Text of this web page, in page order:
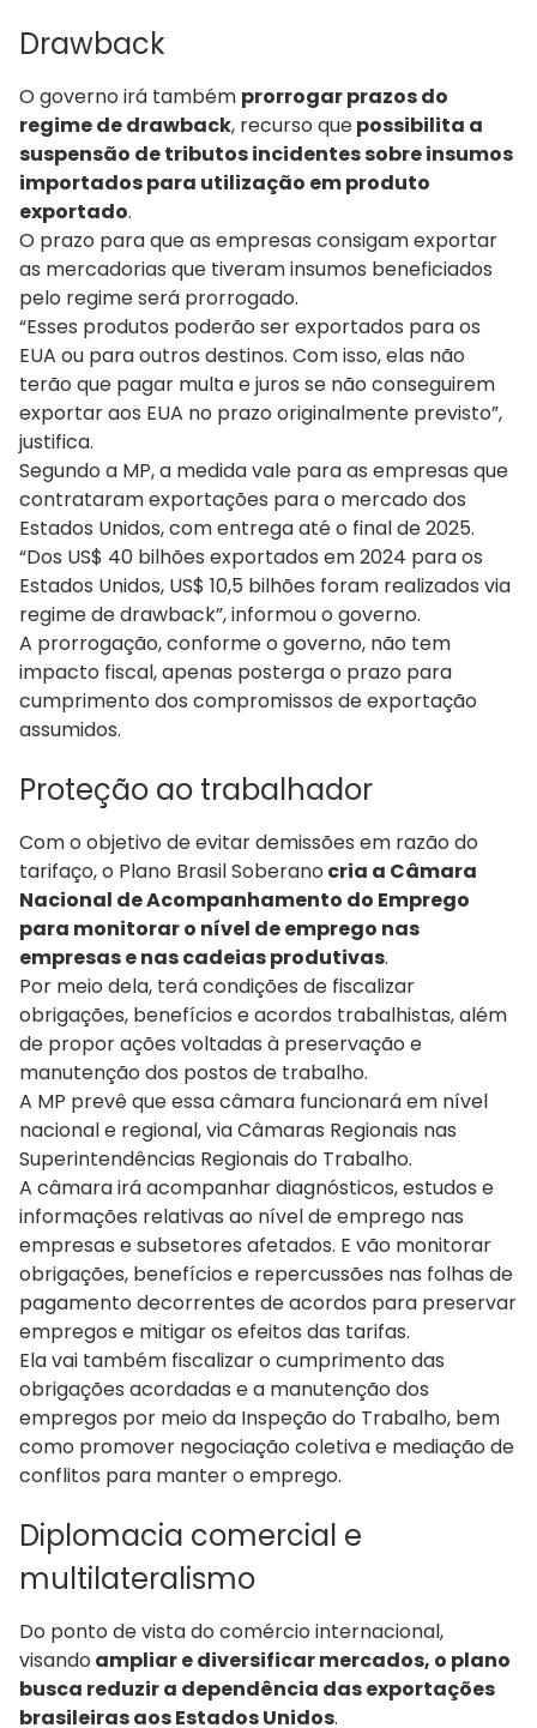
Drawback
O governo irá também prorrogar prazos do
regime de drawback, recurso quepossibilita a
suspensão de tributos incidentes sobre insumos
importados para utilização em produto
exportado.
O prazo para que as empresas consigam exportar
as mercadorias que tiveram insumos beneficiados
pelo regime será prorrogado.
“Esses produtos poderão ser exportados para os
EUA ou para outros destinos. Com isso, elas não
terão que pagar multa e juros se não conseguirem
exportar aos EUA no prazo originalmente previsto”,
justifica.
Segundo a MP, a medida vale para as empresas que
contrataram exportações para o mercado dos
Estados Unidos, com entrega até o final de 2025.
“Dos US$ 40 bilhões exportados em 2024 para os
Estados Unidos, US$ 10,5 bilhões foram realizados via
regime de drawback”, informou o governo.
A prorrogação, conforme o governo, não tem
impacto fiscal, apenas posterga o prazo para
cumprimento dos compromissos de exportação
assumidos.
Proteção ao trabalhador
Com o objetivo de evitar demissões em razão do
tarifaço, o Plano Brasil Soberano cria a Câmara
Nacional de Acompanhamento do Emprego
para monitorar o nível de emprego nas
empresas e nas cadeias produtivas.
Por meio dela, terá condições de fiscalizar
obrigações, benefícios e acordos trabalhistas, além
de propor ações voltadas à preservação e
manutenção dos postos de trabalho.
A MP prevê que essa câmara funcionará em nível
nacional e regional, via Câmaras Regionais nas
Superintendências Regionais do Trabalho.
A câmara irá acompanhar diagnósticos, estudos e
informações relativas ao nível de emprego nas
empresas e subsetores afetados. E vão monitorar
obrigações, benefícios e repercussões nas folhas de
pagamento decorrentes de acordos para preservar
empregos e mitigar os efeitos das tarifas.
Ela vai também fiscalizar o cumprimento das
obrigações acordadas e a manutenção dos
empregos por meio da Inspeção do Trabalho, bem
como promover negociação coletiva e mediação de
conflitos para manter o emprego.
Diplomacia comercial e
multilateralismo
Do ponto de vista do comércio internacional,
visando ampliar e diversificar mercados, o plano
busca reduzir a dependência das exportações
brasileiras aos Estados Unidos.